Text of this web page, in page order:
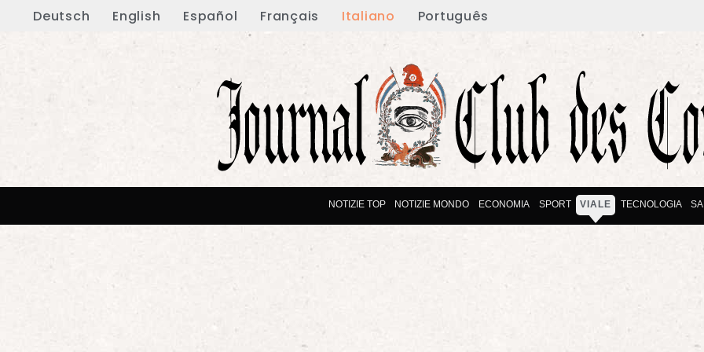
Deutsch English Español Français Italiano Português
NOTIZIE TOP NOTIZIE MONDO ECONOMIA SPORT VIALE TECNOLOGIA